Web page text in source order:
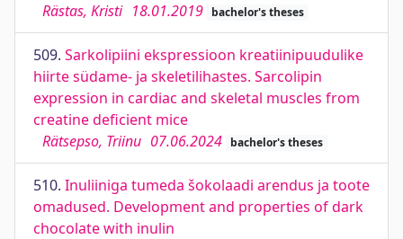
Rästas, Kristi 18.01.2019 bachelor's theses
509. Sarkolipiini ekspressioon kreatiinipuudulike
hiirte südame- ja skeletilihastes. Sarcolipin
expression in cardiac and skeletal muscles from
creatine deficient mice
Rätsepso, Triinu 07.06.2024 bachelor's theses
510. Inuliiniga tumeda šokolaadi arendus ja toote
omadused. Development and properties of dark
chocolate with inulin